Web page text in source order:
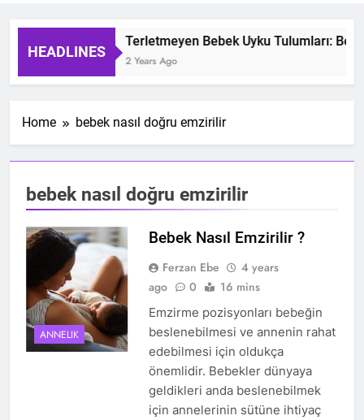
HEADLINES
Terletmeyen Bebek Uyku Tulumları:
2 Years Ago
Home bebek nasıl doğru emzirilir
bebek nasıl doğru emzirilir
ANNELIK
Bebek Nasıl Emzirilir ?
Ferzan Ebe
4 years
ago
0 16 mins
Emzirme pozisyonları bebeğin
beslenebilmesi ve annenin rahat
edebilmesi için oldukça
önemlidir. Bebekler dünyaya
geldikleri anda beslenebilmek
için annelerinin sütüne ihtiyaç